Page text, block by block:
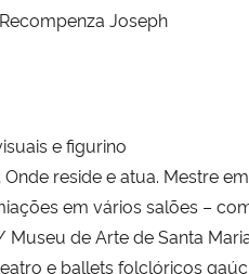
Joseph
e figurino
reside e atua. Mestre
em vários salões –
Museu de Arte de Santa
e ballets folclóricos